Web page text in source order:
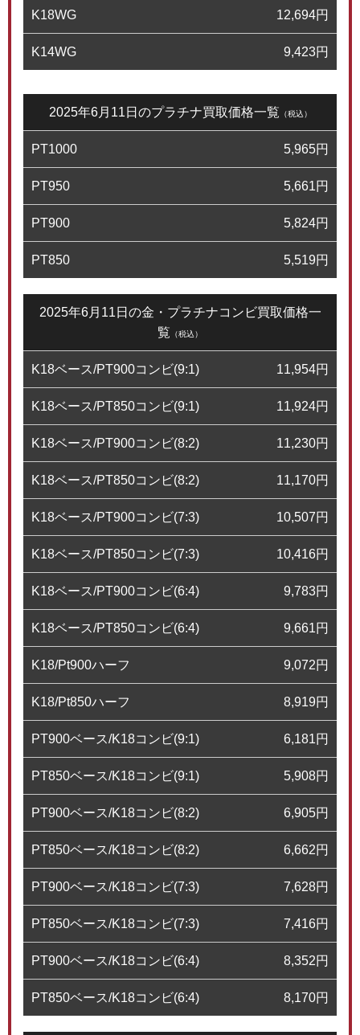
K18WG 12,694円
K14WG 9,423円
2025年6月11日のプラチナ買取価格一覧 （税込）
PT1000 5,965円
PT950 5,661円
PT900 5,824円
PT850 5,519円
2025年6月11日の金・プラチナコンビ買取価格一
覧 （税込）
K18ベース/PT900コンビ(9:1) 11,954円
K18ベース/PT850コンビ(9:1) 11,924円
K18ベース/PT900コンビ(8:2) 11,230円
K18ベース/PT850コンビ(8:2) 11,170円
K18ベース/PT900コンビ(7:3) 10,507円
K18ベース/PT850コンビ(7:3) 10,416円
K18ベース/PT900コンビ(6:4) 9,783円
K18ベース/PT850コンビ(6:4) 9,661円
K18/Pt900ハーフ 9,072円
K18/Pt850ハーフ 8,919円
PT900ベース/K18コンビ(9:1) 6,181円
PT850ベース/K18コンビ(9:1) 5,908円
PT900ベース/K18コンビ(8:2) 6,905円
PT850ベース/K18コンビ(8:2) 6,662円
PT900ベース/K18コンビ(7:3) 7,628円
PT850ベース/K18コンビ(7:3) 7,416円
PT900ベース/K18コンビ(6:4) 8,352円
PT850ベース/K18コンビ(6:4) 8,170円